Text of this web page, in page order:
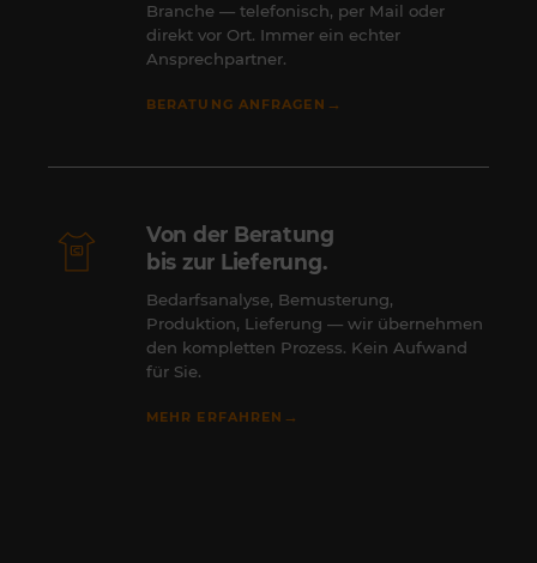
Branche — telefonisch, per Mail oder
direkt vor Ort. Immer ein echter
Ansprechpartner.
BERATUNG ANFRAGEN →
Von der Beratung
bis zur Lieferung.
Bedarfsanalyse, Bemusterung,
Produktion, Lieferung — wir übernehmen
den kompletten Prozess. Kein Aufwand
für Sie.
MEHR ERFAHREN →